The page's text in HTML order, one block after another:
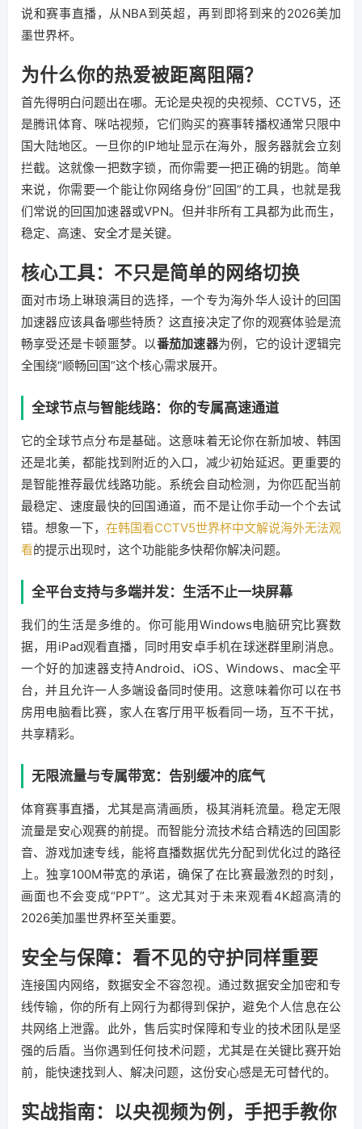
说和赛事直播，从NBA到英超，再到即将到来的2026美加
墨世界杯。
为什么你的热爱被距离阻隔？
首先得明白问题出在哪。无论是央视的央视频、CCTV5，还
是腾讯体育、咪咕视频，它们购买的赛事转播权通常只限中
国大陆地区。一旦你的IP地址显示在海外，服务器就会立刻
拦截。这就像一把数字锁，而你需要一把正确的钥匙。简单
来说，你需要一个能让你网络身份“回国”的工具，也就是我
们常说的回国加速器或VPN。但并非所有工具都为此而生，
稳定、高速、安全才是关键。
核心工具：不只是简单的网络切换
面对市场上琳琅满目的选择，一个专为海外华人设计的回国
加速器应该具备哪些特质？这直接决定了你的观赛体验是流
畅享受还是卡顿噩梦。以番茄加速器为例，它的设计逻辑完
全围绕“顺畅回国”这个核心需求展开。
全球节点与智能线路：你的专属高速通道
它的全球节点分布是基础。这意味着无论你在新加坡、韩国
还是北美，都能找到附近的入口，减少初始延迟。更重要的
是智能推荐最优线路功能。系统会自动检测，为你匹配当前
最稳定、速度最快的回国通道，而不是让你手动一个个去试
错。想象一下， 在韩国看CCTV5世界杯中文解说海外无法观
看的提示出现时，这个功能能多快帮你解决问题。
全平台支持与多端并发：生活不止一块屏幕
我们的生活是多维的。你可能用Windows电脑研究比赛数
据，用iPad观看直播，同时用安卓手机在球迷群里刷消息。
一个好的加速器支持Android、iOS、Windows、mac全平
台，并且允许一人多端设备同时使用。这意味着你可以在书
房用电脑看比赛，家人在客厅用平板看同一场，互不干扰，
共享精彩。
无限流量与专属带宽：告别缓冲的底气
体育赛事直播，尤其是高清画质，极其消耗流量。稳定无限
流量是安心观赛的前提。而智能分流技术结合精选的回国影
音、游戏加速专线，能将直播数据优先分配到优化过的路径
上。独享100M带宽的承诺，确保了在比赛最激烈的时刻，
画面也不会变成“PPT”。这尤其对于未来观看4K超高清的
2026美加墨世界杯至关重要。
安全与保障：看不见的守护同样重要
连接国内网络，数据安全不容忽视。通过数据安全加密和专
线传输，你的所有上网行为都得到保护，避免个人信息在公
共网络上泄露。此外，售后实时保障和专业的技术团队是坚
强的后盾。当你遇到任何技术问题，尤其是在关键比赛开始
前，能快速找到人、解决问题，这份安心感是无可替代的。
实战指南：以央视频为例，手把手教你